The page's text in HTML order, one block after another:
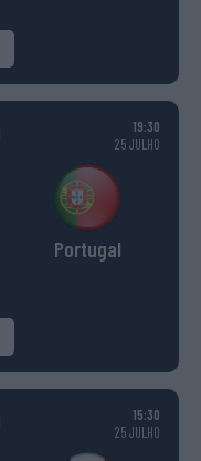
19:30
25 JULHO
Portugal
15:30
25 JULHO